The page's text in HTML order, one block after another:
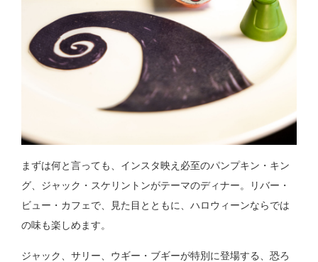
まずは何と言っても、インスタ映え必至のパンプキン・キン
グ、ジャック・スケリントンがテーマのディナー。リバー・
ビュー・カフェで、見た目とともに、ハロウィーンならでは
の味も楽しめます。
ジャック、サリー、ウギー・ブギーが特別に登場する、恐ろ